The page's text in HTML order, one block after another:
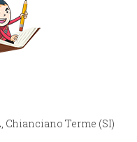
Chianciano Terme (SI)